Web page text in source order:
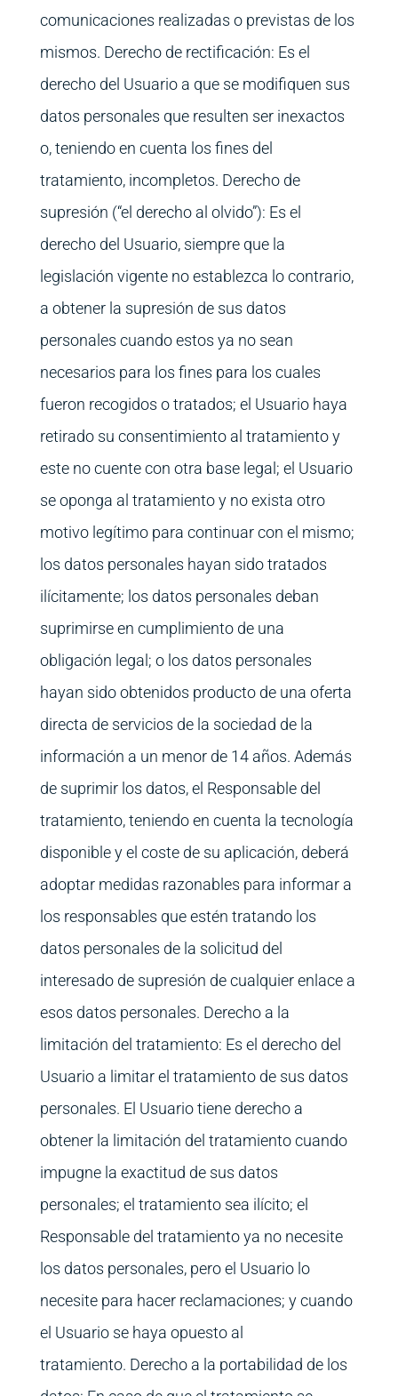
comunicaciones realizadas o previstas de los
mismos. Derecho de rectificación: Es el
derecho del Usuario a que se modifiquen sus
datos personales que resulten ser inexactos
o, teniendo en cuenta los fines del
tratamiento, incompletos. Derecho de
supresión (“el derecho al olvido”): Es el
derecho del Usuario, siempre que la
legislación vigente no establezca lo contrario,
a obtener la supresión de sus datos
personales cuando estos ya no sean
necesarios para los fines para los cuales
fueron recogidos o tratados; el Usuario haya
retirado su consentimiento al tratamiento y
este no cuente con otra base legal; el Usuario
se oponga al tratamiento y no exista otro
motivo legítimo para continuar con el mismo;
los datos personales hayan sido tratados
ilícitamente; los datos personales deban
suprimirse en cumplimiento de una
obligación legal; o los datos personales
hayan sido obtenidos producto de una oferta
directa de servicios de la sociedad de la
información a un menor de 14 años. Además
de suprimir los datos, el Responsable del
tratamiento, teniendo en cuenta la tecnología
disponible y el coste de su aplicación, deberá
adoptar medidas razonables para informar a
los responsables que estén tratando los
datos personales de la solicitud del
interesado de supresión de cualquier enlace a
esos datos personales. Derecho a la
limitación del tratamiento: Es el derecho del
Usuario a limitar el tratamiento de sus datos
personales. El Usuario tiene derecho a
obtener la limitación del tratamiento cuando
impugne la exactitud de sus datos
personales; el tratamiento sea ilícito; el
Responsable del tratamiento ya no necesite
los datos personales, pero el Usuario lo
necesite para hacer reclamaciones; y cuando
el Usuario se haya opuesto al
tratamiento. Derecho a la portabilidad de los